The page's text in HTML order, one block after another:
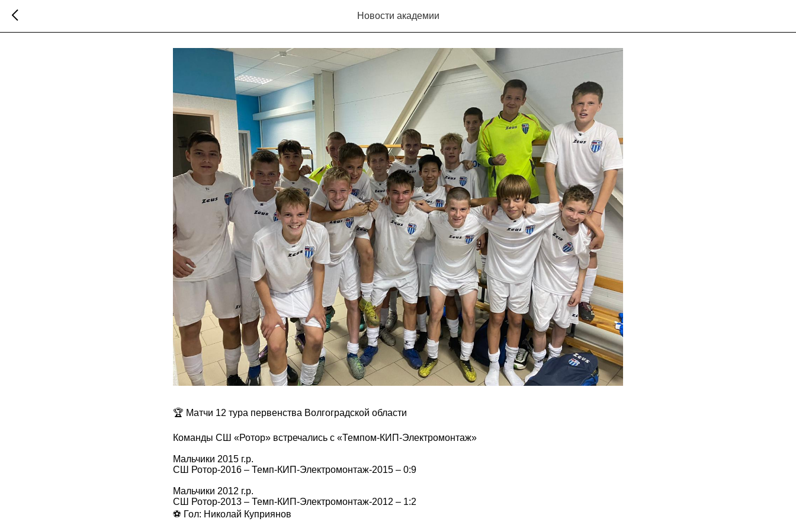
Новости академии
🏆 Матчи 12 тура первенства Волгоградской области
Команды СШ «Ротор» встречались с «Темпом-КИП-Электромонтаж»
Мальчики 2015 г.р.
СШ Ротор-2016 – Темп-КИП-Электромонтаж-2015 – 0:9
Мальчики 2012 г.р.
СШ Ротор-2013 – Темп-КИП-Электромонтаж-2012 – 1:2
⚽️ Гол: Николай Куприянов